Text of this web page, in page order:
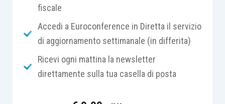
Globale Ocse
congiunto dei rappresentanti di oltre cento Stati,
giurisdizioni e organismi internazionali, nonché di
imprenditoriale.
fiscale
Accedi a Euroconference in Diretta il servizio
di aggiornamento settimanale (in differita)
Ricevi ogni mattina la newsletter
direttamente sulla tua casella di posta